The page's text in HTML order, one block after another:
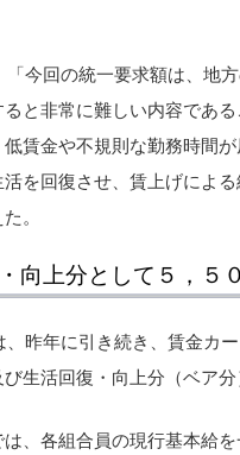
「今回の統一要求額は、地
と非常に難しい内容であ
賃金や不規則な勤務時間
を回復させ、賃上げによ
。
向上分として５，５
、昨年に引き続き、賃金カ
生活回復・向上分（ベア
、各組合員の現行基本給